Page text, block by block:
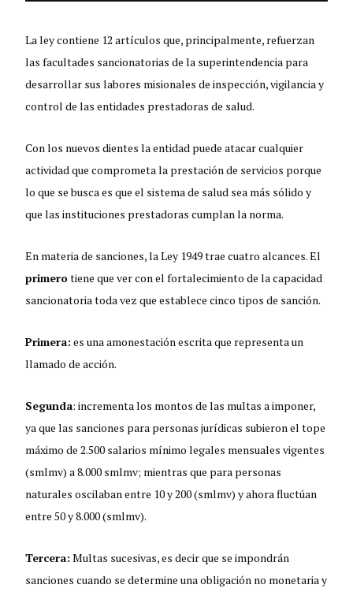
La ley contiene 12 artículos que, principalmente, refuerzan
las facultades sancionatorias de la superintendencia para
desarrollar sus labores misionales de inspección, vigilancia y
control de las entidades prestadoras de salud.
Con los nuevos dientes la entidad puede atacar cualquier
actividad que comprometa la prestación de servicios porque
lo que se busca es que el sistema de salud sea más sólido y
que las instituciones prestadoras cumplan la norma.
En materia de sanciones, la Ley 1949 trae cuatro alcances. El
primerotiene que ver con el fortalecimiento de la capacidad
sancionatoria toda vez que establece cinco tipos de sanción.
Primera: es una amonestación escrita que representa un
llamado de acción.
Segunda: incrementa los montos de las multas a imponer,
ya que las sanciones para personas jurídicas subieron el tope
máximo de 2.500 salarios mínimo legales mensuales vigentes
(smlmv) a 8.000 smlmv; mientras que para personas
naturales oscilaban entre 10 y 200 (smlmv) y ahora fluctúan
entre 50 y 8.000 (smlmv).
Tercera: Multas sucesivas, es decir que se impondrán
sanciones cuando se determine una obligación no monetaria y